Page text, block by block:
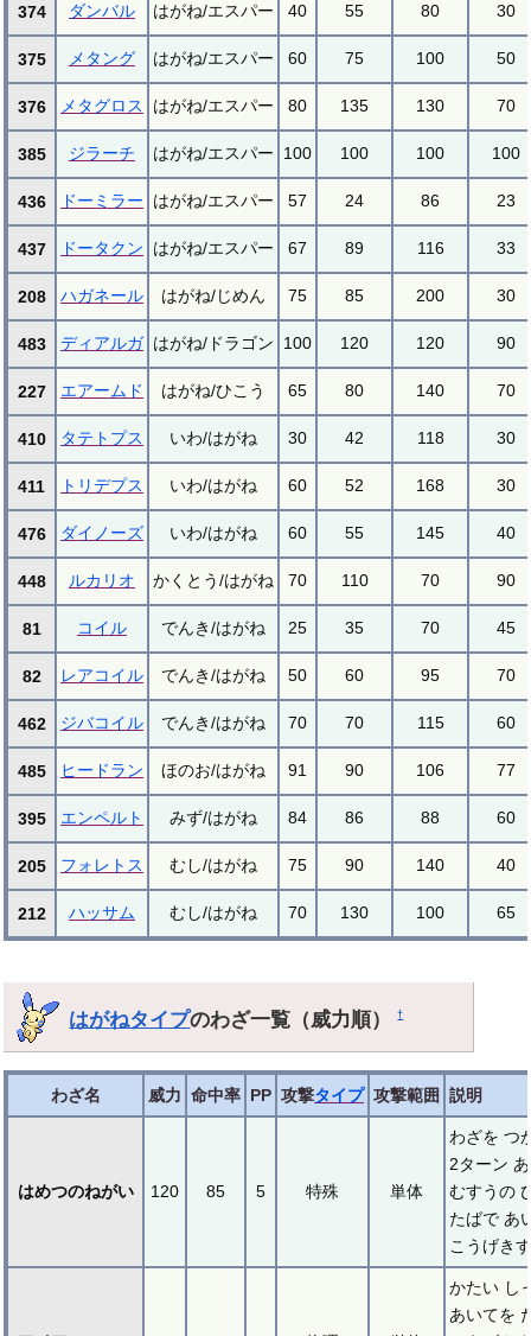
374 ダンバル はがね/エスパー 40 55 80 30
375 メタング はがね/エスパー 60 75 100 50
376 メタグロス はがね/エスパー 80 135 130 70
385 ジラーチ はがね/エスパー 100 100 100 100
436 ドーミラー はがね/エスパー 57 24 86 23
437 ドータクン はがね/エスパー 67 89 116 33
208 ハガネール はがね/じめん 75 85 200 30
483 ディアルガ はがね/ドラゴン 100 120 120 90
227 エアームド はがね/ひこう 65 80 140 70
410 タテトプス いわ/はがね 30 42 118 30
411 トリデプス いわ/はがね 60 52 168 30
476 ダイノーズ いわ/はがね 60 55 145 40
448 ルカリオ かくとう/はがね 70 110 70 90
81 コイル でんき/はがね 25 35 70 45
82 レアコイル でんき/はがね 50 60 95 70
462 ジバコイル でんき/はがね 70 70 115 60
485 ヒードラン ほのお/はがね 91 90 106 77
395 エンペルト みず/はがね 84 86 88 60
205 フォレトス むし/はがね 75 90 140 40
212 ハッサム むし/はがね 70 130 100 65
はがねタイプのわざ一覧（威力順）†
わざ名 威力 命中率 PP 攻撃タイプ 攻撃範囲 説明
はめつのねがい 120 85 5 特殊 単体
わざを つ
2ターン
むすうの
たばで あ
こうげき
かたい し
あいてを